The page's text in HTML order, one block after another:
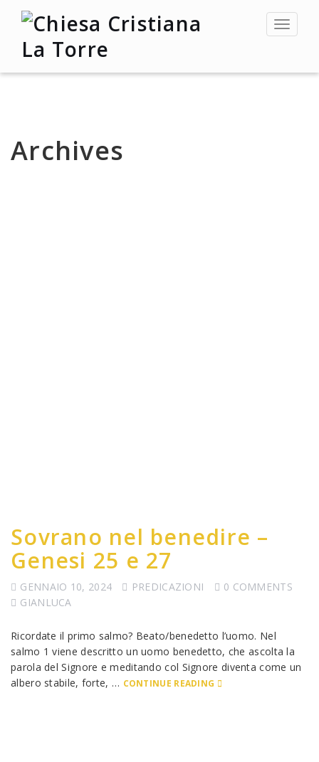
Toggle
Archives
Sovrano nel benedire –
Genesi 25 e 27
GENNAIO 10, 2024 PREDICAZIONI
0 COMMENTS
GIANLUCA
Ricordate il primo salmo? Beato/benedetto l’uomo. Nel
salmo 1 viene descritto un uomo benedetto, che ascolta la
parola del Signore e meditando col Signore diventa come un
albero stabile, forte, … CONTINUE READING